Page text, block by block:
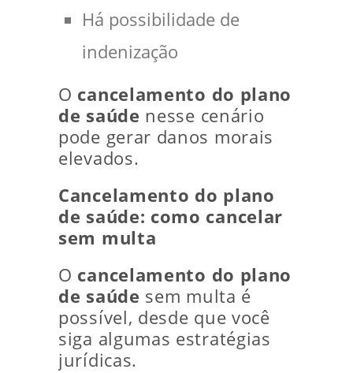
Há possibilidade de
indenização
O cancelamento do plano
de saúde nesse cenário
pode gerar danos morais
elevados.
Cancelamento do plano
de saúde: como cancelar
sem multa
O cancelamento do plano
de saúde sem multa é
possível, desde que você
siga algumas estratégias
jurídicas.